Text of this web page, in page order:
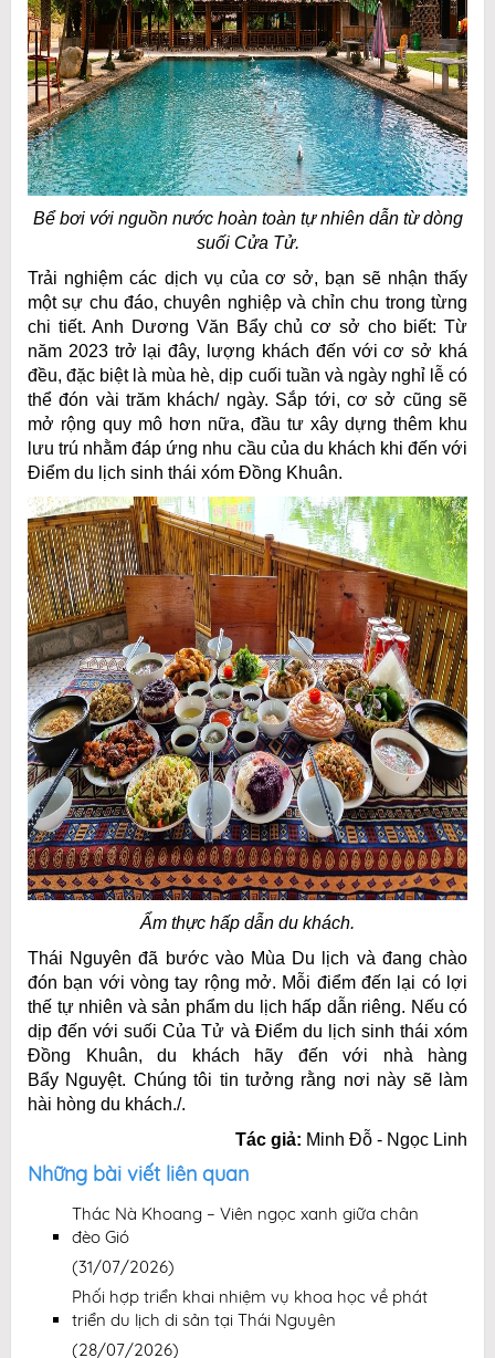
Bể bơi với nguồn nước hoàn toàn tự nhiên dẫn từ dòng
suối Cửa Tử.
Trải nghiệm các dịch vụ của cơ sở, bạn sẽ nhận thấy
một sự chu đáo, chuyên nghiệp và chỉn chu trong từng
chi tiết. Anh Dương Văn Bẩy chủ cơ sở cho biết: Từ
năm 2023 trở lại đây, lượng khách đến với cơ sở khá
đều, đặc biệt là mùa hè, dịp cuối tuần và ngày nghỉ lễ có
thể đón vài trăm khách/ ngày. Sắp tới, cơ sở cũng sẽ
mở rộng quy mô hơn nữa, đầu tư xây dựng thêm khu
lưu trú nhằm đáp ứng nhu cầu của du khách khi đến với
Điểm du lịch sinh thái xóm Đồng Khuân.
Ẩm thực hấp dẫn du khách.
Thái Nguyên đã bước vào Mùa Du lịch và đang chào
đón bạn với vòng tay rộng mở. Mỗi điểm đến lại có lợi
thế tự nhiên và sản phẩm du lịch hấp dẫn riêng. Nếu có
dịp đến với suối Của Tử và Điểm du lịch sinh thái xóm
Đồng Khuân, du khách hãy đến với nhà hàng
Bẩy Nguyệt. Chúng tôi tin tưởng rằng nơi này sẽ làm
hài hòng du khách./.
Tác giả: Minh Đỗ - Ngọc Linh
Những bài viết liên quan
Thác Nà Khoang – Viên ngọc xanh giữa chân
đèo Gió
(31/07/2026)
Phối hợp triển khai nhiệm vụ khoa học về phát
triển du lịch di sản tại Thái Nguyên
(28/07/2026)